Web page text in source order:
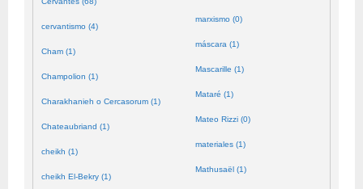
cervantismo (4)
Cham (1)
Champolion (1)
Charakhanieh o Cercasorum (1)
Chateaubriand (1)
cheikh (1)
cheikh El-Bekry (1)
marxismo (0)
máscara (1)
Mascarille (1)
Mataré (1)
Mateo Rizzi (0)
materiales (1)
Mathusaël (1)